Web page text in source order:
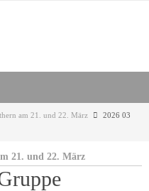
am 21. und 22. März
2026 03
21. und 22. März